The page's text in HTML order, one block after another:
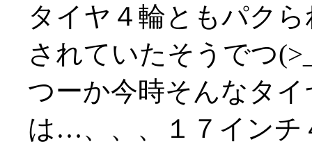
タイヤ４輪ともパク
されていたそうでつ
つーか今時そんなタ
は…、、、１７インチ